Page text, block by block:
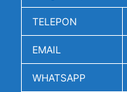
TELEPON
EMAIL
WHATSAPP